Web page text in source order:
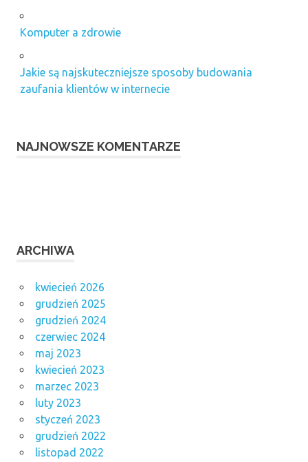
Komputer a zdrowie
Jakie są najskuteczniejsze sposoby budowania
zaufania klientów w internecie
NAJNOWSZE KOMENTARZE
ARCHIWA
kwiecień 2026
grudzień 2025
grudzień 2024
czerwiec 2024
maj 2023
kwiecień 2023
marzec 2023
luty 2023
styczeń 2023
grudzień 2022
listopad 2022